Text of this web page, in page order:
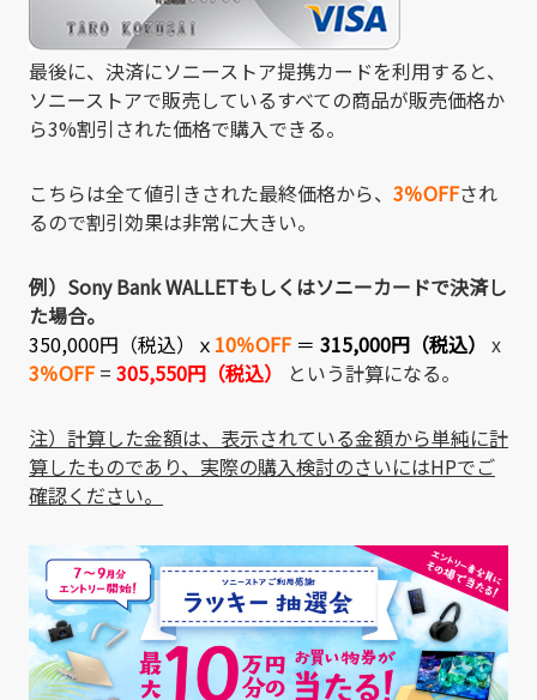
最後に、決済にソニーストア提携カードを利用すると、
ソニーストアで販売しているすべての商品が販売価格か
ら3%割引された価格で購入できる。
こちらは全て値引きされた最終価格から、 3％OFFされ
るので割引効果は非常に大きい。
例）Sony Bank WALLETもしくはソニーカードで決済し
た場合。
350,000円（税込）
ｘ 10％OFF＝ 315,000円（税込） x
3％OFF= 305,550円（税込） という計算になる。
注）計算した金額は、表示されている金額から単純に計
算したものであり、実際の購入検討のさいにはHPでご
確認ください。